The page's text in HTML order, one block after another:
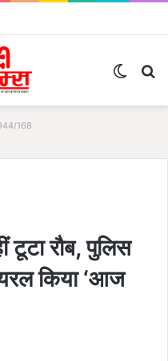
168
टूटा रौब, पुलिस
किया ‘आज